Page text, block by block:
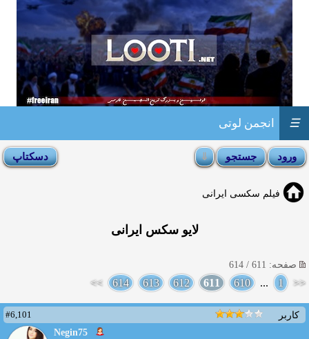
انجمن لوتی ☰
فیلم سکسی ایرانی
لایو سکس ایرانی
صفحه: 611 / 614
<<
1
...
610
611
612
613
614
>>
کاربر
#6,101
Negin75